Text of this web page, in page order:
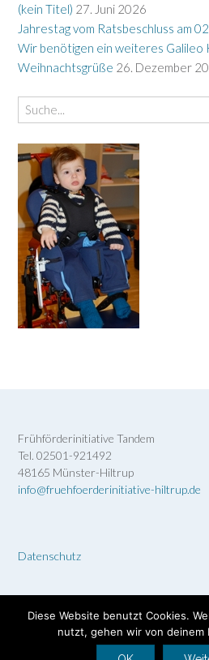
(kein Titel) 27. Juni 2026
Jahrestag vom Ratsbeschluss am
Wir benötigen ein weiteres Galileo
Weihnachtsgrüße 26. Dezember
Frühförderinitiative Tandem
Tel. 02501-921492
48165 Münster-Hiltrup
info@fruehfoerderinitiative-hiltrup.de
Datenschutz
Theme byOut
Diese Website benutzt Cookies.
nutzt, gehen wir von deinem